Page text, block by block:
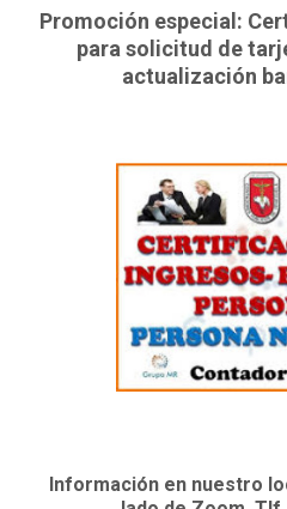
Promoción especial:
para solicitud de
actualización
Información en nuestro